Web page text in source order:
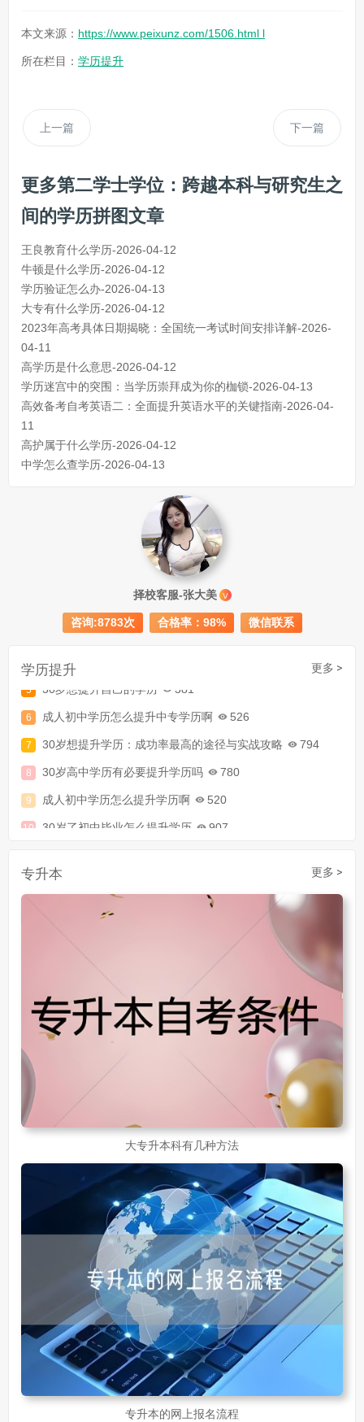
本文来源： https://www.peixunz.com/1506.html l
所在栏目： 学历提升
上一篇 下一篇
更多第二学士学位：跨越本科与研究生之
间的学历拼图文章
王良教育什么学历-2026-04-12
牛顿是什么学历-2026-04-12
学历验证怎么办-2026-04-13
大专有什么学历-2026-04-12
2023年高考具体日期揭晓：全国统一考试时间安排详解-2026-
04-11
高学历是什么意思-2026-04-12
学历迷宫中的突围：当学历崇拜成为你的枷锁-2026-04-13
高效备考自考英语二：全面提升英语水平的关键指南-2026-04-
11
高护属于什么学历-2026-04-12
中学怎么查学历-2026-04-13
择校客服-张大美 V
咨询:8783次 合格率：98% 微信联系
学历提升 更多 >
成人初中文凭怎么提升学历 740
成人大专学历提升多少钱 367
30岁怎么提升学历 218
30岁想提升自己的学历
成人大专学历提升多少钱
30岁怎么提升学历 218
成人初中学历怎么提升中专学历啊
专升本 更多 >
大专升本科有几种方法
专升本的网上报名流程